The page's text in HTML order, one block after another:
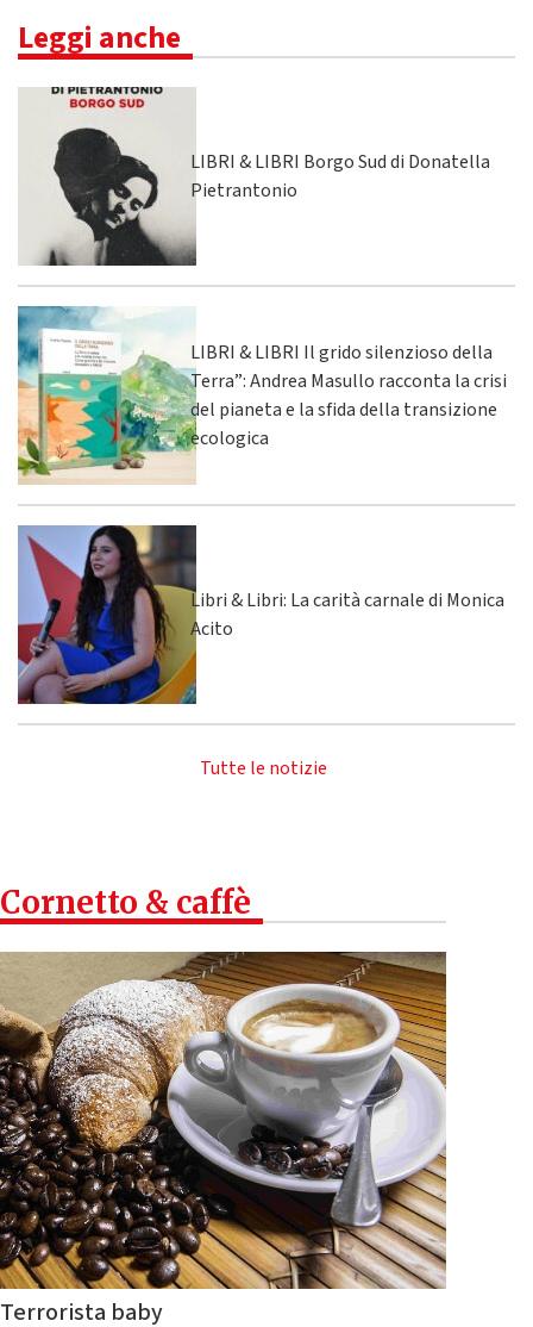
Leggi anche
LIBRI & LIBRI Borgo Sud di Donatella
Pietrantonio
LIBRI & LIBRI Il grido silenzioso della
Terra”: Andrea Masullo racconta la crisi
del pianeta e la sfida della transizione
ecologica
Libri & Libri: La carità carnale di Monica
Acito
Tutte le notizie
Cornetto & caffè
Terrorista baby